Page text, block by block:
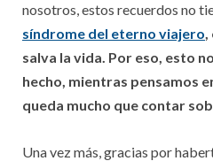
nosotros, estos recuerdos no
síndrome del eterno viajero,
salva la vida. Por eso, esto
hecho, mientras pensamos
queda mucho que contar
Una vez más, gracias por